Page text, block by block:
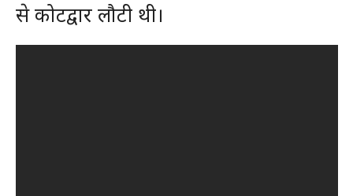
से कोटद्वार लौटी थी।